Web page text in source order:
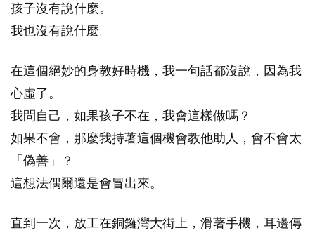
孩子沒有說什麼。
我也沒有說什麼。
在這個絕妙的身教好時機，我一句話都沒說，因為我
心虛了。
我問自己，如果孩子不在，我會這樣做嗎？
如果不會，那麼我持著這個機會教他助人，會不會太
「偽善」？
這想法偶爾還是會冒出來。
直到一次，放工在銅鑼灣大街上，滑著手機，耳邊傳